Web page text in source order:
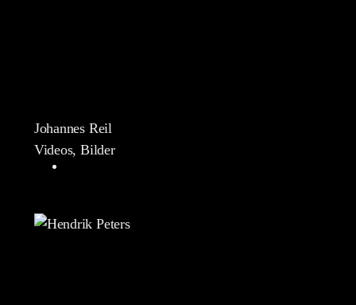
Johannes Reil
Videos, Bilder